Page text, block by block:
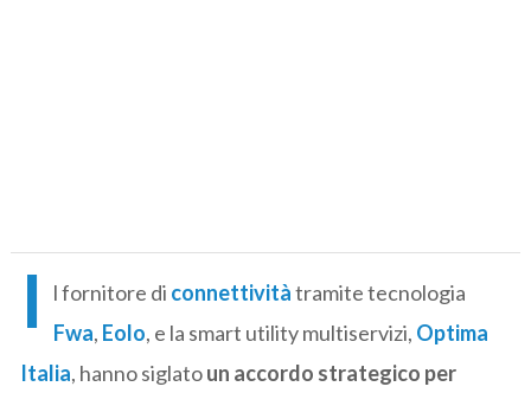
I l fornitore di connettivitàtramite tecnologia
Fwa, Eolo, e la smart utility multiservizi, Optima
Italia, hanno siglatoun accordo strategico per